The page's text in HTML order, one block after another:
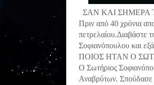
ΣΑΝ ΚΑΙ ΣΗΜΕΡΑ
Πριν από 40 χρόνια
πετρελαίου.Διαβάστε
Σοφιανόπουλου και
ΠΟΙΟΣ ΗΤΑΝ Ο
Ο Σωτήριος
Αναβρύτων. Σπούδασε